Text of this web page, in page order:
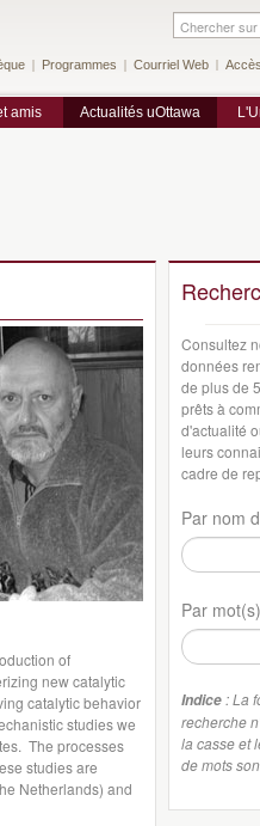
Programmes Courriel Web
amis Actualités uOttawa
of
new catalytic
catalytic behavior
studies we
The processes
studies are
Netherlands) and
Consultez
données
de plus de
prêts à
d'actualité
leurs
cadre de
Par nom
Par
Indice : La
recherche
la casse et
de mots